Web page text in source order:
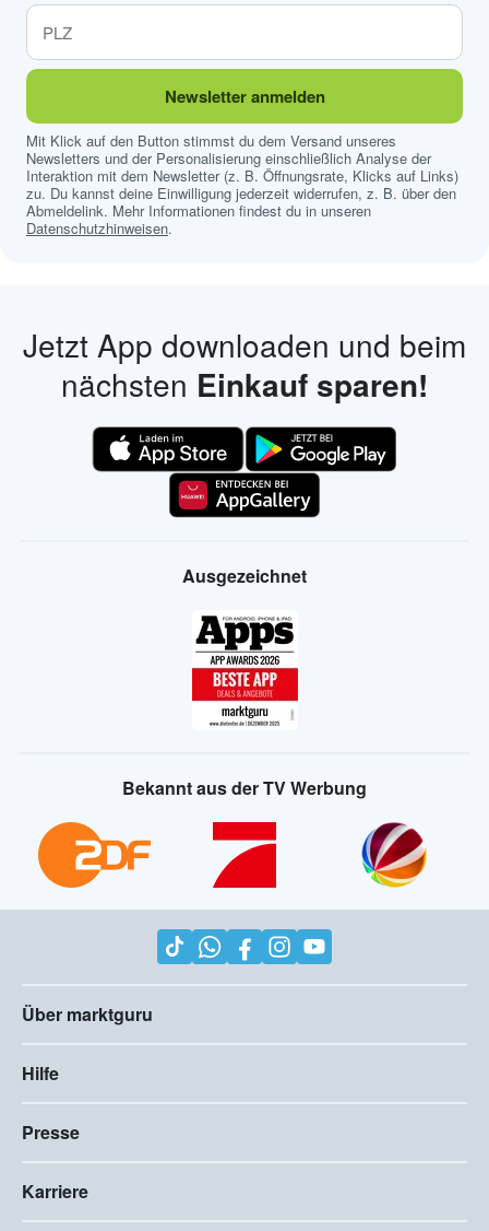
Newsletter anmelden
Mit Klick auf den Button stimmst du dem Versand unseres
Newsletters und der Personalisierung einschließlich Analyse der
Interaktion mit dem Newsletter (z. B. Öffnungsrate, Klicks auf Links)
zu. Du kannst deine Einwilligung jederzeit widerrufen, z. B. über den
Abmeldelink. Mehr Informationen findest du in unseren
Datenschutzhinweisen.
Jetzt App downloaden und beim
nächsten Einkauf sparen!
Ausgezeichnet
Bekannt aus der TV Werbung
Über marktguru
Hilfe
Presse
Karriere